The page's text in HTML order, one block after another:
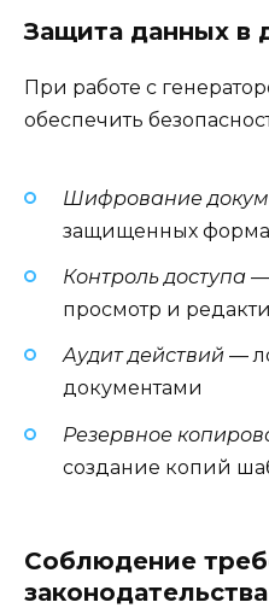
Защита данных в
При работе с
обеспечить
Шифрование
защищенных
Контроль доступа —
просмотр и
Аудит действий —
документами
Резервное
создание копий
Соблюдение
законодательства